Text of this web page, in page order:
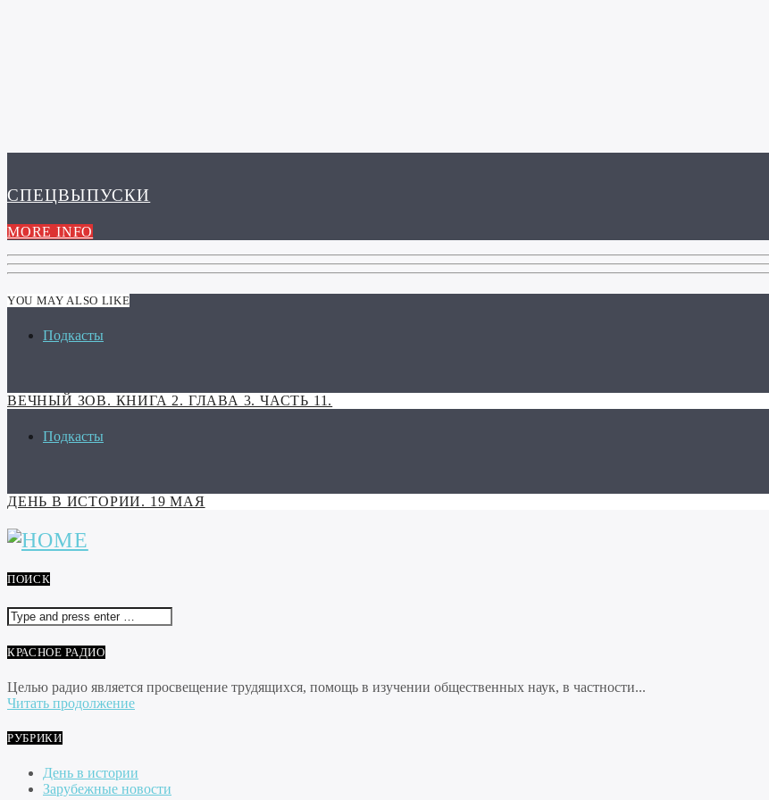
СПЕЦВЫПУСКИ
MORE INFO
YOU MAY ALSO LIKE
Подкасты
ВЕЧНЫЙ ЗОВ. КНИГА 2. ГЛАВА 3. ЧАСТЬ 11.
Подкасты
ДЕНЬ В ИСТОРИИ. 19 МАЯ
ПОИСК
КРАСНОЕ РАДИО
Целью радио является просвещение трудящихся, помощь в изучении общественных наук, в частности...
Читать продолжение
РУБРИКИ
День в истории
Зарубежные новости